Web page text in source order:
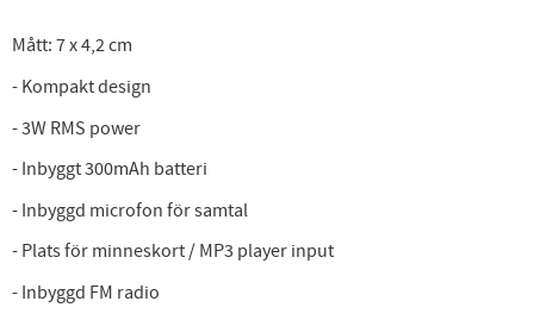
Mått: 7 x 4,2 cm
- Kompakt design
- 3W RMS power
- Inbyggt 300mAh batteri
- Inbyggd microfon för samtal
- Plats för minneskort / MP3 player input
- Inbyggd FM radio